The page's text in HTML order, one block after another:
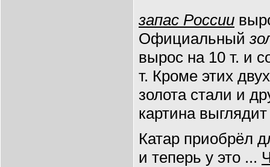
запас России
Официальный
вырос на 10 т. и
т. Кроме этих
золота стали и
картина выглядит
Катар приобрёл
и теперь у это ...